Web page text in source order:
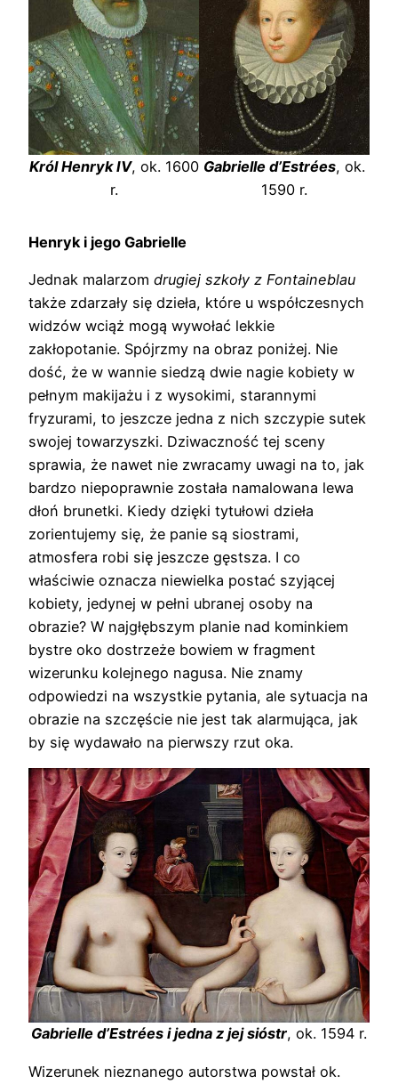
Król Henryk IV, ok. 1600
r.
Gabrielle d’Estrées, ok.
1590 r.
Henryk i jego Gabrielle
Jednak malarzom drugiej szkoły z Fontaineblau
także zdarzały się dzieła, które u współczesnych
widzów wciąż mogą wywołać lekkie
zakłopotanie. Spójrzmy na obraz poniżej. Nie
dość, że w wannie siedzą dwie nagie kobiety w
pełnym makijażu i z wysokimi, starannymi
fryzurami, to jeszcze jedna z nich szczypie sutek
swojej towarzyszki. Dziwaczność tej sceny
sprawia, że nawet nie zwracamy uwagi na to, jak
bardzo niepoprawnie została namalowana lewa
dłoń brunetki. Kiedy dzięki tytułowi dzieła
zorientujemy się, że panie są siostrami,
atmosfera robi się jeszcze gęstsza. I co
właściwie oznacza niewielka postać szyjącej
kobiety, jedynej w pełni ubranej osoby na
obrazie? W najgłębszym planie nad kominkiem
bystre oko dostrzeże bowiem w fragment
wizerunku kolejnego nagusa. Nie znamy
odpowiedzi na wszystkie pytania, ale sytuacja na
obrazie na szczęście nie jest tak alarmująca, jak
by się wydawało na pierwszy rzut oka.
Gabrielle d’Estrées i jedna z jej sióstr, ok. 1594 r.
Wizerunek nieznanego autorstwa powstał ok.